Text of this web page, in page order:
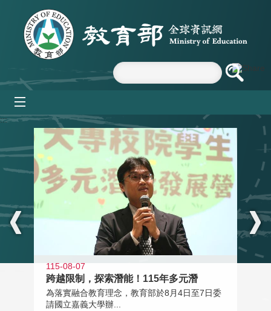
跳到主要內容區塊
:::
115-08-07
跨越限制，探索潛能！115年多元潛
為落實融合教育理念，教育部於8月4日至7日委
請國立嘉義大學辦...